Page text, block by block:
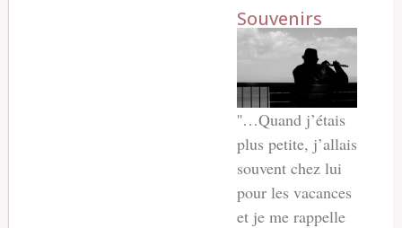
Souvenirs
''…Quand j’étais
plus petite, j’allais
souvent chez lui
pour les vacances
et je me rappelle